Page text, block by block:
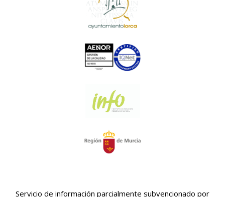
Servicio de información parcialmente subvencionado por